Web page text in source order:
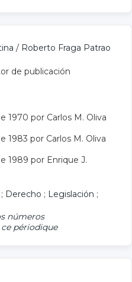
/ Roberto Fraga Patrao
de publicación
1970 por Carlos M. Oliva
1983 por Carlos M. Oliva
1989 por Enrique J.
; Derecho ; Legislación ;
números
périodique